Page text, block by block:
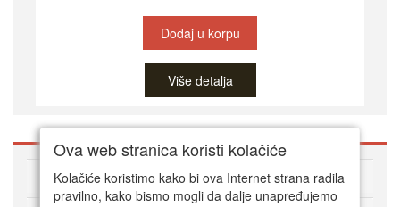
Dodaj u korpu
Više detalja
O DVD Zoni
Ova web stranica koristi kolačiće
Kolačiće koristimo kako bi ova Internet strana radila
pravilno, kako bismo mogli da dalje unapređujemo